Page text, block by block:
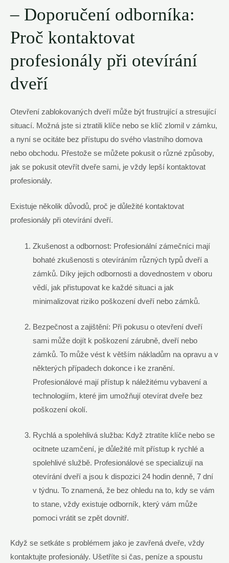
– Doporučení odborníka:
Proč kontaktovat
profesionály při otevírání
dveří
Otevření zablokovaných dveří může být frustrující a stresující
situací. Možná jste si ztratili klíče nebo se klíč zlomil v zámku,
a nyní se ocitáte bez přístupu do svého vlastního domova
nebo obchodu. Přestože se můžete pokusit o různé způsoby,
jak se pokusit otevřít dveře sami, je vždy lepší kontaktovat
profesionály.
Existuje několik důvodů, proč je důležité kontaktovat
profesionály při otevírání dveří.
Zkušenost a odbornost: Profesionální zámečníci mají
bohaté zkušenosti s otevíráním různých typů dveří a
zámků. Díky jejich odbornosti a dovednostem v oboru
vědí, jak přistupovat ke každé situaci a jak
minimalizovat riziko poškození dveří nebo zámků.
Bezpečnost a zajištění: Při pokusu o otevření dveří
sami může dojít k poškození zárubně, dveří nebo
zámků. To může vést k větším nákladům na opravu a v
některých případech dokonce i ke zranění.
Profesionálové mají přístup k náležitému vybavení a
technologiím, které jim umožňují otevírat dveře bez
poškození okolí.
Rychlá a spolehlivá služba: Když ztratíte klíče nebo se
ocitnete uzamčení, je důležité mít přístup k rychlé a
spolehlivé službě. Profesionálové se specializují na
otevírání dveří a jsou k dispozici 24 hodin denně, 7 dní
v týdnu. To znamená, že bez ohledu na to, kdy se vám
to stane, vždy existuje odborník, který vám může
pomoci vrátit se zpět dovnitř.
Když se setkáte s problémem jako je zavřená dveře, vždy
kontaktujte profesionály. Ušetříte si čas, peníze a spoustu